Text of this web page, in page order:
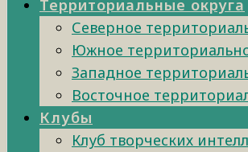
Территориальные округа
Северное
Южное
Западное
Восточное
Клубы
Клуб творческих